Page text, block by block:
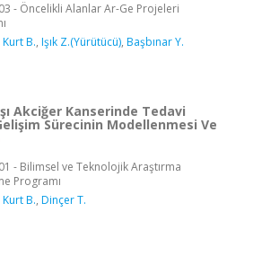
- Öncelikli Alanlar Ar-Ge Projeleri
Kurt B., Işık Z.(Yürütücü), Başbınar Y.
Akciğer Kanserinde Tedavi
Sürecinin Modellenmesi Ve
- Bilimsel ve Teknolojik Araştırma
Programı
Kurt B., Dinçer T.